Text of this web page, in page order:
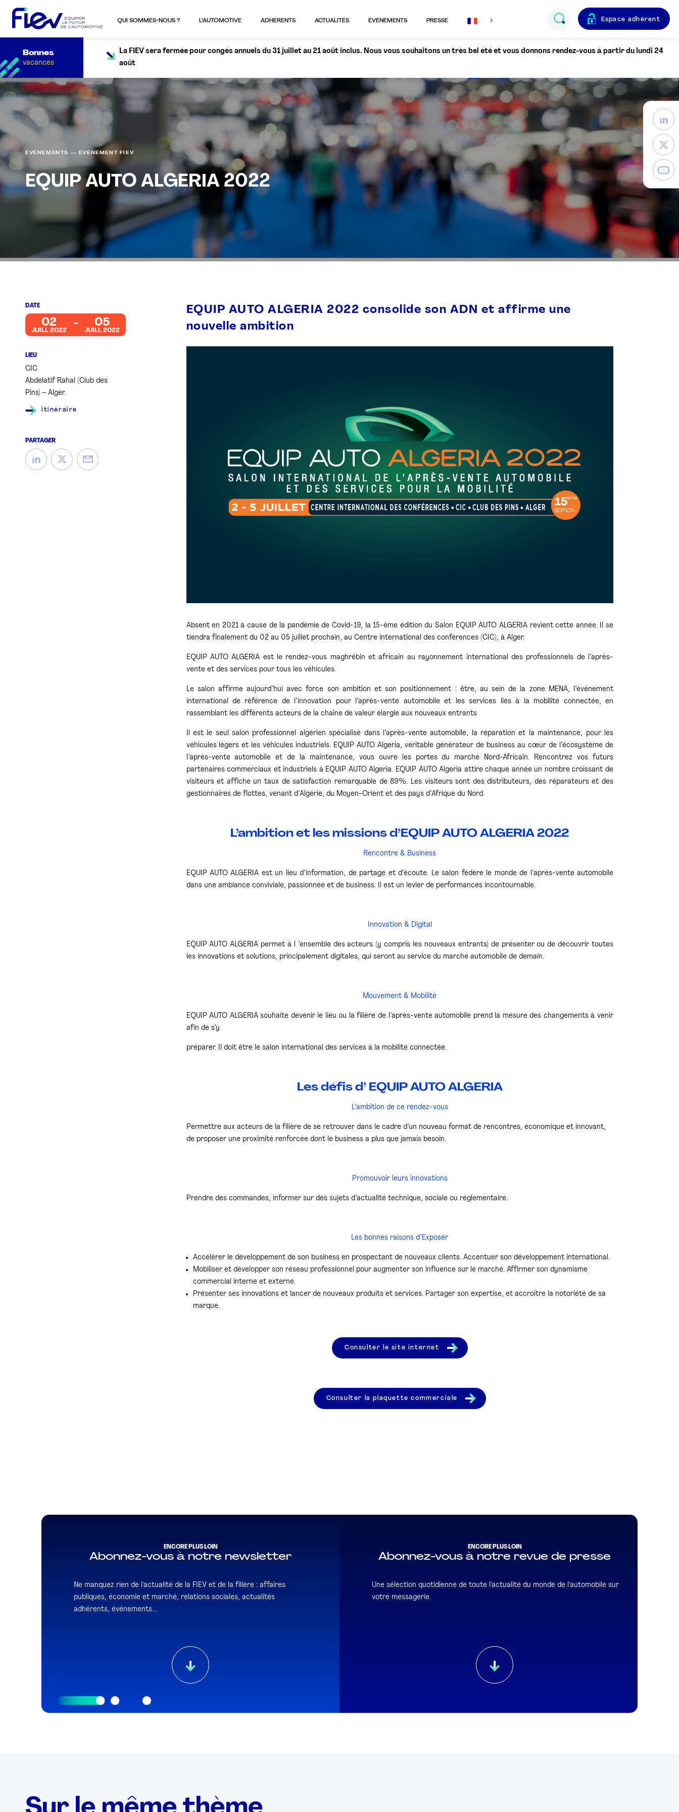
QUI SOMMES-NOUS ? L’AUTOMOTIVE ADHÉRENTS ACTUALITÉS ÉVÉNEMENTS PRESSE
Français
Espace adhérent
Bonnes
vacances
La FIEV sera fermée pour congés annuels du 31 juillet au 21 août inclus. Nous vous souhaitons un très bel été et vous donnons rendez-vous à partir du lundi 24
août
ÉVÈNEMENTS — EVÉNEMENT FIEV
EQUIP AUTO ALGERIA 2022
DATE
02
JUILL 2022
05
JUILL 2022
LIEU
CIC
Abdelatif Rahal (Club des
Pins) – Alger.
itinéraire
PARTAGER
EQUIP AUTO ALGERIA 2022 consolide son ADN et affirme une
nouvelle ambition
Absent en 2021 à cause de la pandémie de Covid-19, la 15-ème édition du Salon EQUIP AUTO ALGERIA revient cette année. Il se
tiendra finalement du 02 au 05 juillet prochain, au Centre international des conférences (CIC), à Alger.
EQUIP AUTO ALGERIA est le rendez-vous maghrébin et africain au rayonnement international des professionnels de l’après-
vente et des services pour tous les véhicules.
Le salon affirme aujourd’hui avec force son ambition et son positionnement : être, au sein de la zone MENA, l’événement
international de référence de l’innovation pour l’après-vente automobile et les services liés à la mobilité connectée, en
rassemblant les différents acteurs de la chaîne de valeur élargie aux nouveaux entrants
Il est le seul salon professionnel algérien spécialisé dans l’après-vente automobile, la réparation et la maintenance, pour les
véhicules légers et les véhicules industriels. EQUIP AUTO Algeria, véritable générateur de business au cœur de l’écosystème de
l’après-vente automobile et de la maintenance, vous ouvre les portes du marché Nord-Africain. Rencontrez vos futurs
partenaires commerciaux et industriels à EQUIP AUTO Algeria. EQUIP AUTO Algeria attire chaque année un nombre croissant de
visiteurs et affiche un taux de satisfaction remarquable de 89%. Les visiteurs sont des distributeurs, des réparateurs et des
gestionnaires de flottes, venant d’Algérie, du Moyen-Orient et des pays d’Afrique du Nord.
L’ambition et les missions d’EQUIP AUTO ALGERIA 2022
Rencontre & Business
EQUIP AUTO ALGERIA est un lieu d’information, de partage et d’écoute. Le salon fédère le monde de l’après-vente automobile
dans une ambiance conviviale, passionnée et de business. Il est un levier de performances incontournable.
Innovation & Digital
EQUIP AUTO ALGERIA permet à l ’ensemble des acteurs (y compris les nouveaux entrants) de présenter ou de découvrir toutes
les innovations et solutions, principalement digitales, qui seront au service du marché automobile de demain.
Mouvement & Mobilité
EQUIP AUTO ALGERIA souhaite devenir le lieu ou la filière de l’après-vente automobile prend la mesure des changements à venir
afin de s’y
préparer. Il doit être le salon international des services à la mobilité connectée.
Les défis d’ EQUIP AUTO ALGERIA
L’ambition de ce rendez-vous
Permettre aux acteurs de la filière de se retrouver dans le cadre d’un nouveau format de rencontres, économique et innovant,
de proposer une proximité renforcée dont le business a plus que jamais besoin.
Promouvoir leurs innovations
Prendre des commandes, informer sur des sujets d’actualité technique, sociale ou réglementaire.
Les bonnes raisons d’Exposer
Accélérer le développement de son business en prospectant de nouveaux clients. Accentuer son développement international.
Mobiliser et développer son réseau professionnel pour augmenter son influence sur le marché. Affirmer son dynamisme
commercial interne et externe.
Présenter ses innovations et lancer de nouveaux produits et services. Partager son expertise, et accroître la notoriété de sa
marque.
Consulter le site internet
Consulter la plaquette commerciale
ENCORE PLUS LOIN
Abonnez-vous à notre newsletter
Ne manquez rien de l'actualité de la FIEV et de la filière : affaires
publiques, économie et marché, relations sociales, actualités
adhérents, événements...
ENCORE PLUS LOIN
Abonnez-vous à notre revue de presse
Une sélection quotidienne de toute l'actualité du monde de l'automobile sur
votre messagerie.